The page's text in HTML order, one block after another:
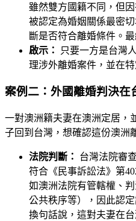
雖然雙方國籍不同，但
被認定為婚姻關係最密
斷是否符合離婚條件。
啟示：
只要一方是台灣
理涉外離婚案件，並在
案例二：外國離婚判決在
一對澳洲籍夫妻在澳洲定居，
子回到台灣，想確認這份澳洲
法院判斷：
台灣法院審
符合《民事訴訟法》第
如澳洲法院有管轄權、
公共秩序等），因此認
換句話說，這對夫妻在